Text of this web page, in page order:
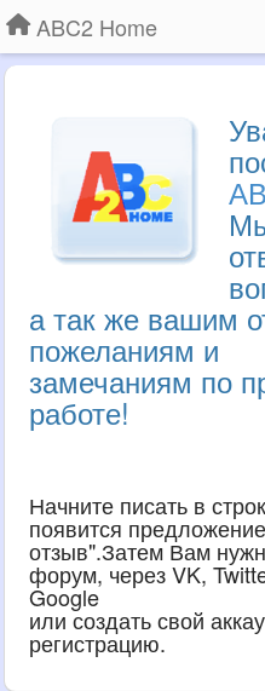
ABC2 Home
а так же вашим
пожеланиям и
замечаниям по
работе!
Начните писать в
появится
отзыв".Затем Вам
форум, через VK,
Google
или создать свой
регистрацию.